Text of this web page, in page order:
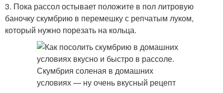
3. Пока рассол остывает положите в пол литровую
баночку скумбрию в перемешку с репчатым луком,
который нужно порезать на кольца.